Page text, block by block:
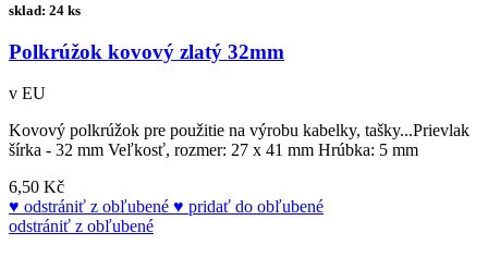
sklad: 24 ks
Polkrúžok kovový zlatý 32mm
v EU
Kovový polkrúžok pre použitie na výrobu kabelky, tašky...Prievlak
šírka - 32 mm Veľkosť, rozmer: 27 x 41 mm Hrúbka: 5 mm
6,50 Kč
odstrániť z obľubené
pridať do obľubené
odstrániť z obľubené